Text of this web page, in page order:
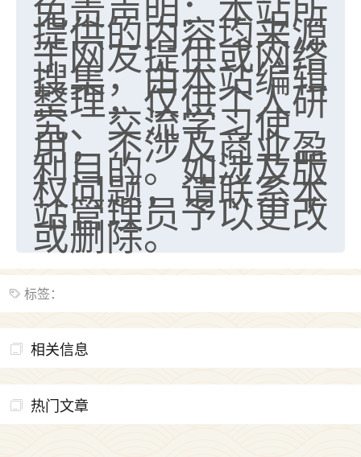
提供的内容均来源
于网友提供或网络
搜集，由本站编辑
整理，仅供个人研
究、交流学习使
用，不涉及商业盈
利目的。如涉及版
权问题，请联系本
站管理员予以更改
或删除。
标签：
相关信息
热门文章